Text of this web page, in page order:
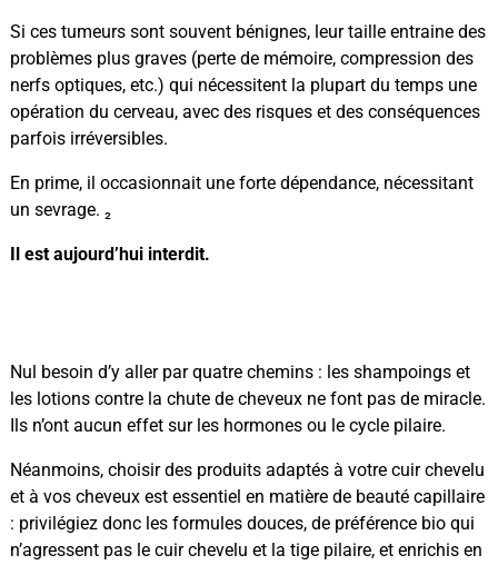
Si ces tumeurs sont souvent bénignes, leur taille entraine des
problèmes plus graves (perte de mémoire, compression des
nerfs optiques, etc.) qui nécessitent la plupart du temps une
opération du cerveau, avec des risques et des conséquences
parfois irréversibles.
En prime, il occasionnait une forte dépendance, nécessitant
un sevrage. ₂
Il est aujourd’hui interdit.
Nul besoin d’y aller par quatre chemins : les shampoings et
les lotions contre la chute de cheveux ne font pas de miracle.
Ils n’ont aucun effet sur les hormones ou le cycle pilaire.
Néanmoins, choisir des produits adaptés à votre cuir chevelu
et à vos cheveux est essentiel en matière de beauté capillaire
: privilégiez donc les formules douces, de préférence bio qui
n’agressent pas le cuir chevelu et la tige pilaire, et enrichis en